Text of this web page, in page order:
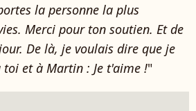
la personne la plus
Merci pour ton soutien. Et de
De là, je voulais dire que je
et à Martin : Je t'aime !"